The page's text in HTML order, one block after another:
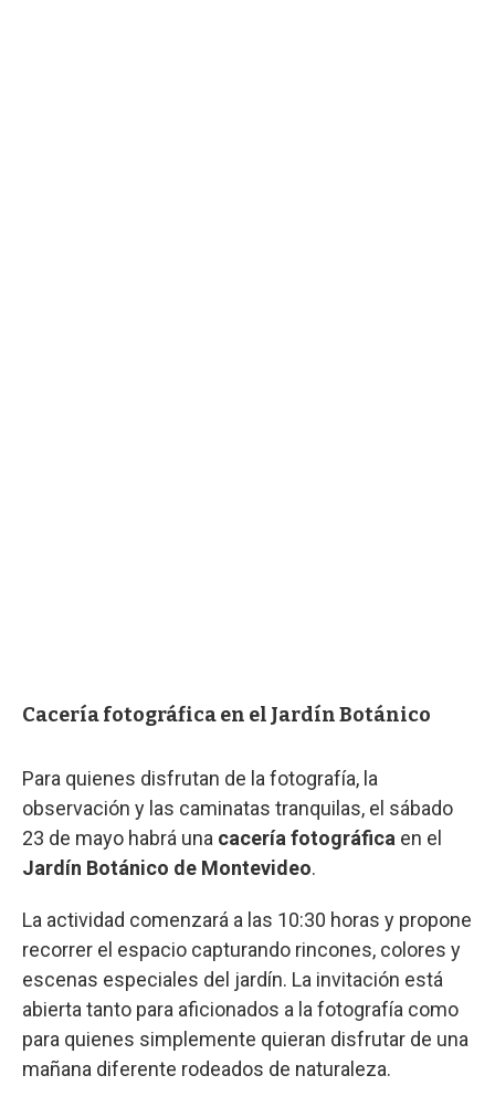
Cacería fotográfica en el Jardín Botánico
Para quienes disfrutan de la fotografía, la
observación y las caminatas tranquilas, el sábado
23 de mayo habrá una cacería fotográfica en el
Jardín Botánico de Montevideo.
La actividad comenzará a las 10:30 horas y propone
recorrer el espacio capturando rincones, colores y
escenas especiales del jardín. La invitación está
abierta tanto para aficionados a la fotografía como
para quienes simplemente quieran disfrutar de una
mañana diferente rodeados de naturaleza.